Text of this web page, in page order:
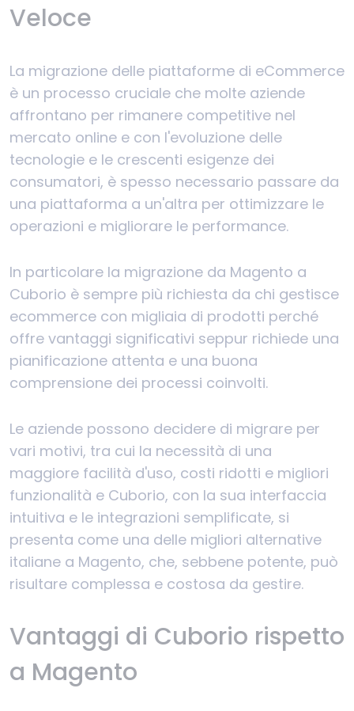
Veloce
La migrazione delle piattaforme di eCommerce
è un processo cruciale che molte aziende
affrontano per rimanere competitive nel
mercato online e con l'evoluzione delle
tecnologie e le crescenti esigenze dei
consumatori, è spesso necessario passare da
una piattaforma a un'altra per ottimizzare le
operazioni e migliorare le performance.
In particolare la migrazione da Magento a
Cuborio è sempre più richiesta da chi gestisce
ecommerce con migliaia di prodotti perché
offre vantaggi significativi seppur richiede una
pianificazione attenta e una buona
comprensione dei processi coinvolti.
Le aziende possono decidere di migrare per
vari motivi, tra cui la necessità di una
maggiore facilità d'uso, costi ridotti e migliori
funzionalità e Cuborio, con la sua interfaccia
intuitiva e le integrazioni semplificate, si
presenta come una delle migliori alternative
italiane a Magento, che, sebbene potente, può
risultare complessa e costosa da gestire.
Vantaggi di Cuborio rispetto
a Magento